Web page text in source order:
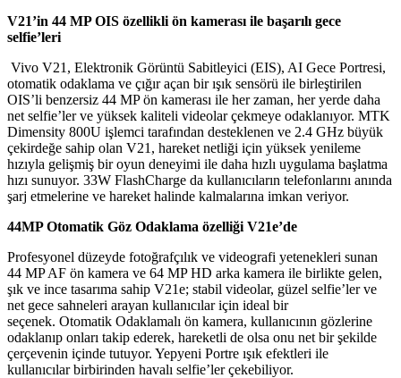
V21’in 44 MP OIS özellikli ön kamerası ile başarılı gece
selfie’leri
Vivo V21, Elektronik Görüntü Sabitleyici (EIS), AI Gece Portresi,
otomatik odaklama ve çığır açan bir ışık sensörü ile birleştirilen
OIS’li benzersiz 44 MP ön kamerası ile her zaman, her yerde daha
net selfie’ler ve yüksek kaliteli videolar çekmeye odaklanıyor. MTK
Dimensity 800U işlemci tarafından desteklenen ve 2.4 GHz büyük
çekirdeğe sahip olan V21, hareket netliği için yüksek yenileme
hızıyla gelişmiş bir oyun deneyimi ile daha hızlı uygulama başlatma
hızı sunuyor. 33W FlashCharge da kullanıcıların telefonlarını anında
şarj etmelerine ve hareket halinde kalmalarına imkan veriyor.
44MP Otomatik Göz Odaklama özelliği V21e’de
Profesyonel düzeyde fotoğrafçılık ve videografi yetenekleri sunan
44 MP AF ön kamera ve 64 MP HD arka kamera ile birlikte gelen,
şık ve ince tasarıma sahip V21e; stabil videolar, güzel selfie’ler ve
net gece sahneleri arayan kullanıcılar için ideal bir
seçenek. Otomatik Odaklamalı ön kamera, kullanıcının gözlerine
odaklanıp onları takip ederek, hareketli de olsa onu net bir şekilde
çerçevenin içinde tutuyor. Yepyeni Portre ışık efektleri ile
kullanıcılar birbirinden havalı selfie’ler çekebiliyor.